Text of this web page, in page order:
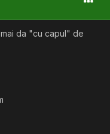
da "cu capul" de